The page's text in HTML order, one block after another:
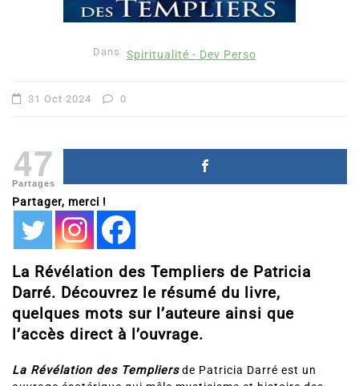
47
Partages
Partager, merci !
La Révélation des Templiers de Patricia
Darré. Découvrez le résumé du livre,
quelques mots sur l’auteure ainsi que
l’accès direct à l’ouvrage.
ouvrage ésotérique qui mêle mysticisme et histoire des